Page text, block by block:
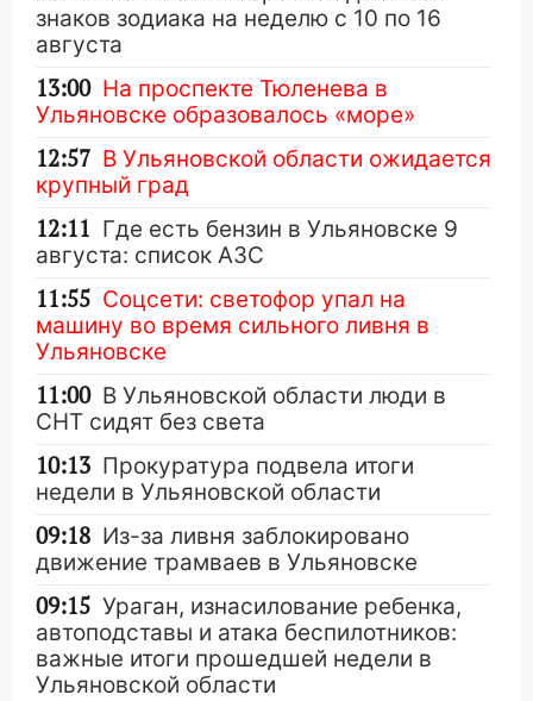
знаков зодиака на неделю с 10 по 16
августа
13:00 На проспекте Тюленева в
Ульяновске образовалось «море»
12:57 В Ульяновской области ожидается
крупный град
12:11 Где есть бензин в Ульяновске 9
августа: список АЗС
11:55 Соцсети: светофор упал на
машину во время сильного ливня в
Ульяновске
11:00 В Ульяновской области люди в
СНТ сидят без света
10:13 Прокуратура подвела итоги
недели в Ульяновской области
09:18 Из-за ливня заблокировано
движение трамваев в Ульяновске
09:15 Ураган, изнасилование ребенка,
автоподставы и атака беспилотников:
важные итоги прошедшей недели в
Ульяновской области